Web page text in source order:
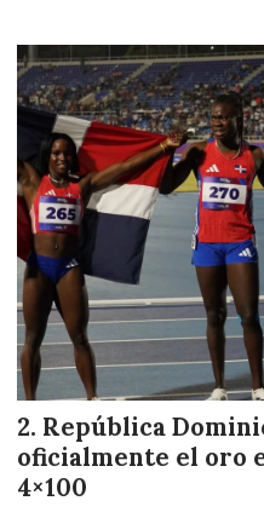
República
oficialmente el oro
4×100